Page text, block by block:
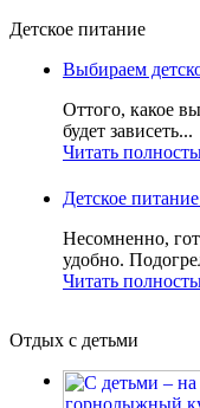
Детское питание
Выбираем
Оттого, какое
будет зависеть...
Читать
Детское
Несомненно,
удобно.
Читать
Отдых с детьми